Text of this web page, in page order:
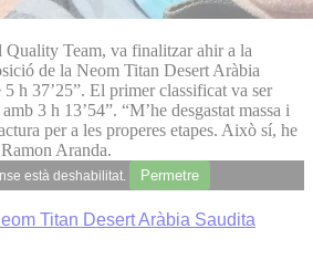
Team, va finalitzar ahir a la
de la Neom Titan Desert Aràbia
5 h 37’25”. El primer classificat va ser
3 h 13’54”. “M’he desgastat massa i
per a les properes etapes. Això sí, he
Aranda.
està deshabilitat. Permetre
Titan Desert Aràbia Saudita